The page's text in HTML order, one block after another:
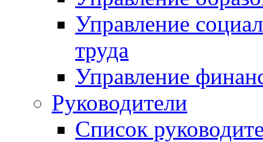
Управление
труда
Управление
Руководители
Список